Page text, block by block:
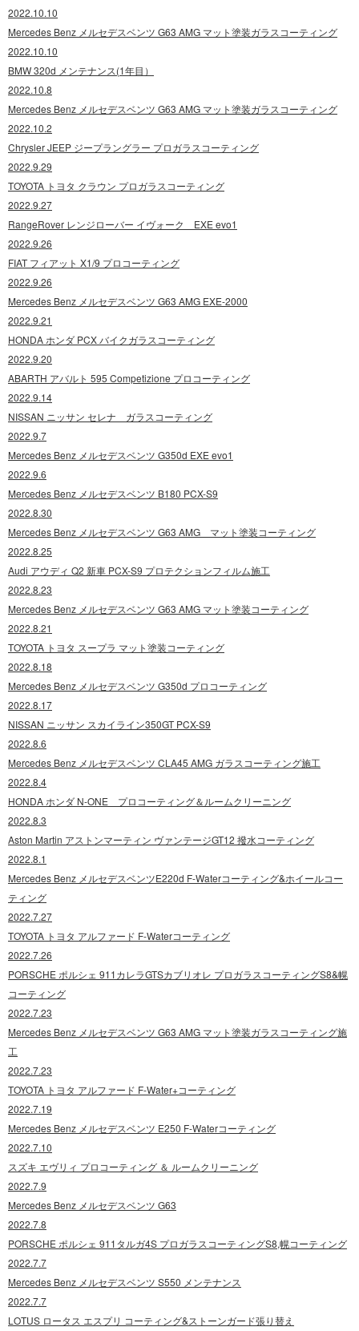
2022.10.10
Mercedes Benz メルセデスベンツ G63 AMG マット塗装ガラスコーティング
2022.10.10
BMW 320d メンテナンス(1年目）
2022.10.8
Mercedes Benz メルセデスベンツ G63 AMG マット塗装ガラスコーティング
2022.10.2
Chrysler JEEP ジープラングラー プロガラスコーティング
2022.9.29
TOYOTA トヨタ クラウン プロガラスコーティング
2022.9.27
RangeRover レンジローバー イヴォーク EXE evo1
2022.9.26
FIAT フィアット X1/9 プロコーティング
2022.9.26
Mercedes Benz メルセデスベンツ G63 AMG EXE-2000
2022.9.21
HONDA ホンダ PCX バイクガラスコーティング
2022.9.20
ABARTH アバルト 595 Competizione プロコーティング
2022.9.14
NISSAN ニッサン セレナ ガラスコーティング
2022.9.7
Mercedes Benz メルセデスベンツ G350d EXE evo1
2022.9.6
Mercedes Benz メルセデスベンツ B180 PCX-S9
2022.8.30
Mercedes Benz メルセデスベンツ G63 AMG マット塗装コーティング
2022.8.25
Audi アウディ Q2 新車 PCX-S9 プロテクションフィルム施工
2022.8.23
Mercedes Benz メルセデスベンツ G63 AMG マット塗装コーティング
2022.8.21
TOYOTA トヨタ スープラ マット塗装コーティング
2022.8.18
Mercedes Benz メルセデスベンツ G350d プロコーティング
2022.8.17
NISSAN ニッサン スカイライン350GT PCX-S9
2022.8.6
Mercedes Benz メルセデスベンツ CLA45 AMG ガラスコーティング施工
2022.8.4
HONDA ホンダ N-ONE プロコーティング＆ルームクリーニング
2022.8.3
Aston Martin アストンマーティン ヴァンテージGT12 撥水コーティング
2022.8.1
Mercedes Benz メルセデスベンツE220d F-Waterコーティング&ホイールコー
ティング
2022.7.27
TOYOTA トヨタ アルファード F-Waterコーティング
2022.7.26
PORSCHE ポルシェ 911カレラGTSカブリオレ プロガラスコーティングS8&幌
コーティング
2022.7.23
Mercedes Benz メルセデスベンツ G63 AMG マット塗装ガラスコーティング施
工
2022.7.23
TOYOTA トヨタ アルファード F-Water+コーティング
2022.7.19
Mercedes Benz メルセデスベンツ E250 F-Waterコーティング
2022.7.10
スズキ エヴリィ プロコーティング ＆ ルームクリーニング
2022.7.9
Mercedes Benz メルセデスベンツ G63
2022.7.8
PORSCHE ポルシェ 911タルガ4S プロガラスコーティングS8,幌コーティング
2022.7.7
Mercedes Benz メルセデスベンツ S550 メンテナンス
2022.7.7
LOTUS ロータス エスプリ コーティング&ストーンガード張り替え